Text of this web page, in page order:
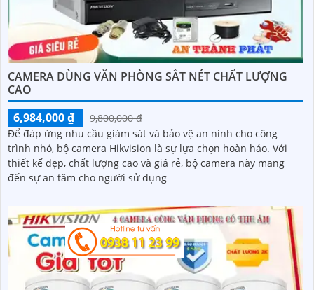
CAMERA DÙNG VĂN PHÒNG SẮT NÉT CHẤT LƯỢNG
CAO
6,984,000 ₫
9,800,000 ₫
Để đáp ứng nhu cầu giám sát và bảo vệ an ninh cho công
trình nhỏ, bộ camera Hikvision là sự lựa chọn hoàn hảo. Với
thiết kế đẹp, chất lượng cao và giá rẻ, bộ camera này mang
đến sự an tâm cho người sử dụng